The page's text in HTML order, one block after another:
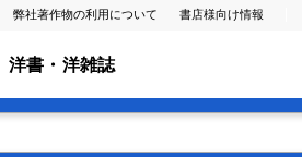
弊社著作物の利用について 書店様向け情報
洋書・洋雑誌